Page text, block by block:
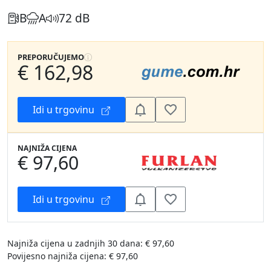
B A 72 dB
PREPORUČUJEMO
€ 162,98
Idi u trgovinu
NAJNIŽA CIJENA
€ 97,60
Idi u trgovinu
Najniža cijena u zadnjih 30 dana: € 97,60
Povijesno najniža cijena: € 97,60